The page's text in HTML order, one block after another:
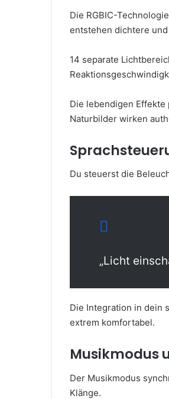
Die RGBIC-
entstehen dichtere
14 separate
Die lebendigen
Naturbilder wirken
Du steuerst die
„Licht
Die Integration in dein
extrem komfortabel.
Musikmodus
Der Musikmodus
Klänge.